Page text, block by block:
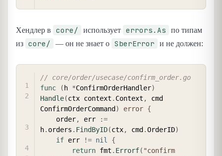
Хендлер в core/ использует errors.As
по типам
из core/ — он не знает о SberError и не должен:
// core/order/usecase/confirm_order.go
func
( h *ConfirmOrderHandler)
Handle(ctx context . Context ,
cmd
ConfirmOrderCommand ) error {
    order
, err
:=
h. orders . FindByID(ctx, cmd .OrderID)
if err != nil
{
return fmt . Errorf( "confirm